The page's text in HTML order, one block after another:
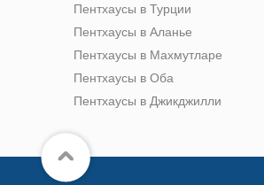
Пентхаусы в Турции
Пентхаусы в Аланье
Пентхаусы в Махмутларе
Пентхаусы в Оба
Пентхаусы в Джикджилли